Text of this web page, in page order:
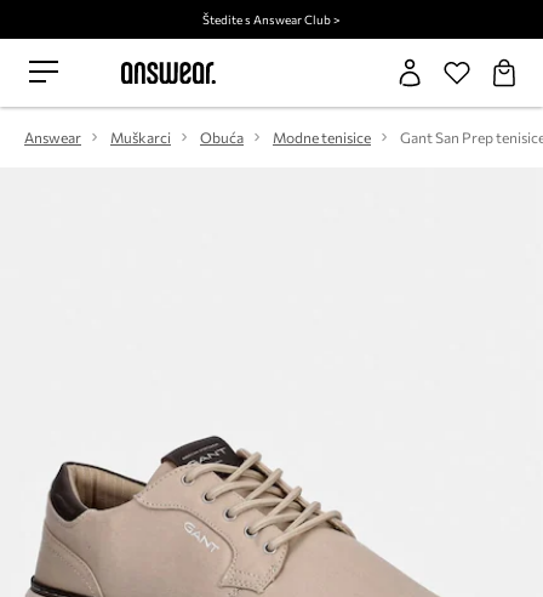
Štedite s Answear Club >
Answear Muškarci Obuća Modne tenisice Gant San Prep